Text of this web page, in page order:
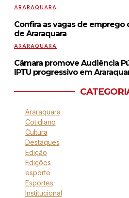
ARARAQUARA
Confira as vagas de emprego
de Araraquara
ARARAQUARA
Câmara promove Audiência
IPTU progressivo em
Araraquara
Cotidiano
Cultura
Destaques
Edição
Edições
esporte
Esportes
Institucional